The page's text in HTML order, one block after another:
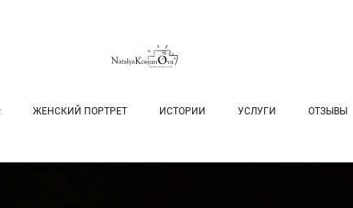
ЖЕНСКИЙ ПОРТРЕТ ИСТОРИИ УСЛУГИ ОТЗЫВЫ